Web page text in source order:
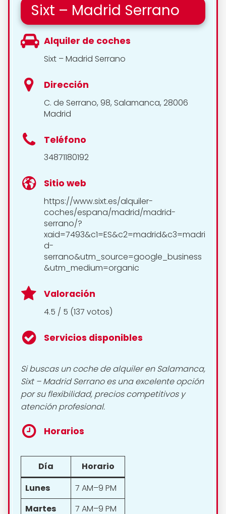
Sixt – Madrid Serrano
Alquiler de coches
Sixt – Madrid Serrano
Dirección
C. de Serrano, 98, Salamanca, 28006
Madrid
Teléfono
34871180192
Sitio web
https://www.sixt.es/alquiler-
coches/espana/madrid/madrid-
serrano/?
xaid=7493&c1=ES&c2=madrid&c3=madri
d-
serrano&utm_source=google_business
&utm_medium=organic
Valoración
4.5 / 5 (137 votos)
Servicios disponibles
Si buscas un coche de alquiler en Salamanca,
Sixt – Madrid Serrano es una excelente opción
por su flexibilidad, precios competitivos y
atención profesional.
Horarios
Día
Horario
Lunes
7 AM–9 PM
Martes
7 AM–9 PM